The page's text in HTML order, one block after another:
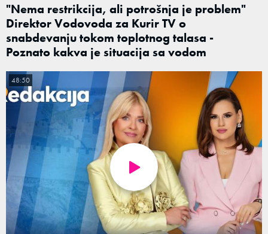
"Nema restrikcija, ali potrošnja je problem"
Direktor Vodovoda za Kurir TV o
snabdevanju tokom toplotnog talasa -
Poznato kakva je situacija sa vodom
48:50